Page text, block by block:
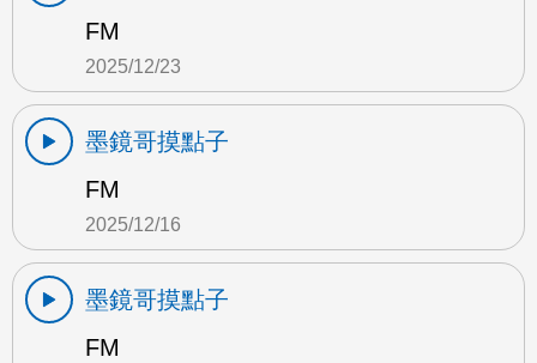
FM
2025/12/23
墨鏡哥摸點子
FM
2025/12/16
墨鏡哥摸點子
FM